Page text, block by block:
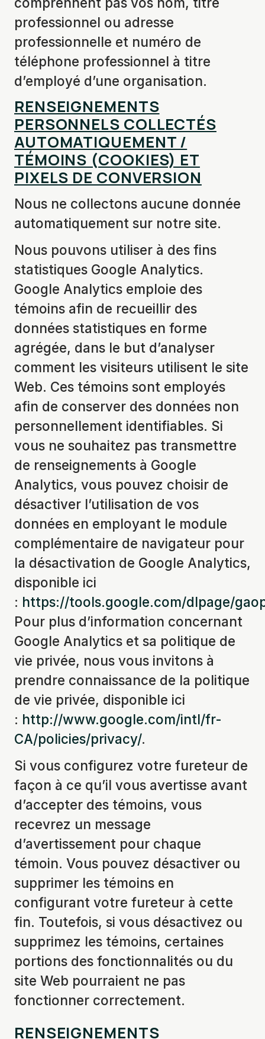
professionnel ou adresse
professionnelle et numéro de
téléphone professionnel à titre
d’employé d’une organisation.
RENSEIGNEMENTS
PERSONNELS COLLECTÉS
AUTOMATIQUEMENT /
TÉMOINS (COOKIES) ET
PIXELS DE CONVERSION
Nous ne collectons aucune donnée
automatiquement sur notre site.
Nous pouvons utiliser à des fins
statistiques Google Analytics.
Google Analytics emploie des
témoins afin de recueillir des
données statistiques en forme
agrégée, dans le but d’analyser
comment les visiteurs utilisent le site
Web. Ces témoins sont employés
afin de conserver des données non
personnellement identifiables. Si
vous ne souhaitez pas transmettre
de renseignements à Google
Analytics, vous pouvez choisir de
désactiver l’utilisation de vos
données en employant le module
complémentaire de navigateur pour
la désactivation de Google Analytics,
disponible ici
: https://tools.google.com/dlpage/
Pour plus d’information concernant
Google Analytics et sa politique de
vie privée, nous vous invitons à
prendre connaissance de la politique
de vie privée, disponible ici
: http://www.google.com/intl/fr-
CA/policies/privacy/.
Si vous configurez votre fureteur de
façon à ce qu’il vous avertisse avant
d’accepter des témoins, vous
recevrez un message
d’avertissement pour chaque
témoin. Vous pouvez désactiver ou
supprimer les témoins en
configurant votre fureteur à cette
fin. Toutefois, si vous désactivez ou
supprimez les témoins, certaines
portions des fonctionnalités ou du
site Web pourraient ne pas
fonctionner correctement.
RENSEIGNEMENTS